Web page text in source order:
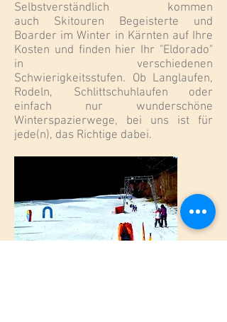
Selbstverständlich kommen
auch Skitouren Begeisterte und
Boarder im Winter in Kärnten auf Ihre
Kosten und finden hier Ihr "Eldorado"
in verschiedenen
Schwierigkeitsstufen. Ob Langlaufen,
Rodeln, Schlittschuhlaufen oder
einfach nur wunderschöne
Winterspazierwege, bei uns ist für
jede(n), das Richtige dabei.